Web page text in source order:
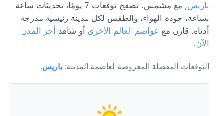
باريس
, مع مشمس. تصفح توقعات 7 يومًا، تحديثات ساعة
بساعة، جودة الهواء، والطقس لكل مدينة رئيسية مدرجة
أدناه. قارن مع عواصم العالم الأخرى أو شاهد أحر المدن
الآن.
التوقعات المفصلة المعروضة لعاصمة المدينة: باريس.